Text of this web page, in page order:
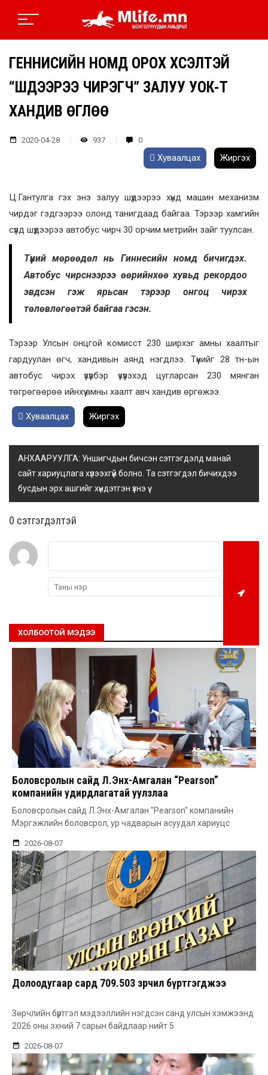
ГЕННИСИЙН НОМД ОРОХ ХҮСЭЛТЭЙ
“ШҮДЭЭРЭЭ ЧИРЭГЧ” ЗАЛУУ УОК-Т
ХАНДИВ ӨГЛӨӨ
2020-04-28 937 0
Хуваалцах Жиргэх
Ц.Гантулга гэх энэ залуу шүдээрээ хүнд машин механизм
чирдэг гэдгээрээ олонд танигдаад байгаа. Тэрээр хамгийн
сүүлд шүдээрээ автобус чирч 30 орчим метрийн зайг туулсан.
Түүний мөрөөдөл нь Гиннесийн номд бичигдэх.
Автобус чирснээрээ өөрийнхөө хувьд рекордоо
эвдсэн гэж ярьсан тэрээр онгоц чирэх
төлөвлөгөөтэй байгаа гэсэн.
Тэрээр Улсын онцгой комисст 230 ширхэг амны хаалтыг
гардуулан өгч, хандивын аянд нэгдлээ. Түүнийг 28 тн-ын
автобус чирэх үзүүлбэр үзүүлэхэд цугларсан 230 мянган
төгрөгөөрөө ийнхүү амны хаалт авч хандив өргөжээ.
Хуваалцах Жиргэх
АНХААРУУЛГА: Уншигчдын бичсэн сэтгэгдэлд манай
сайт хариуцлага хүлээхгүй болно. Та сэтгэгдэл бичихдээ
бусдын эрх ашгийг хүндэтгэн үзнэ үү.
0 cэтгэгдэлтэй
ХОЛБООТОЙ МЭДЭЭ
Боловсролын сайд Л.Энх-Амгалан “Pearson”
компанийн удирдлагатай уулзлаа
Боловсролын сайд Л.Энх-Амгалан "Pearson" компанийн
Мэргэжлийн боловсрол, ур чадварын асуудал хариуцс
2026-08-07
Долоодугаар сард 709.503 зөрчил бүртгэгджээ
Зөрчлийн бүртгэл мэдээллийн нэгдсэн санд улсын хэмжээнд
2026 оны эхний 7 сарын байдлаар нийт 5
2026-08-07